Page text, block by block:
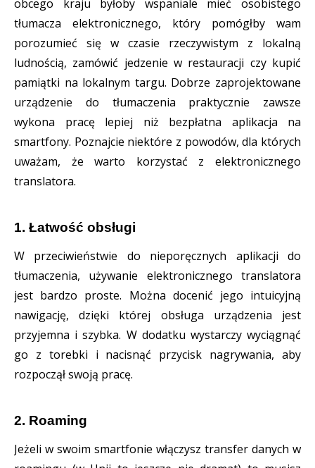
obcego kraju byłoby wspaniale mieć osobistego
tłumacza elektronicznego, który pomógłby wam
porozumieć się w czasie rzeczywistym z lokalną
ludnością, zamówić jedzenie w restauracji czy kupić
pamiątki na lokalnym targu. Dobrze zaprojektowane
urządzenie do tłumaczenia praktycznie zawsze
wykona pracę lepiej niż bezpłatna aplikacja na
smartfony. Poznajcie niektóre z powodów, dla których
uważam, że warto korzystać z elektronicznego
translatora.
1. Łatwość obsługi
W przeciwieństwie do nieporęcznych aplikacji do
tłumaczenia, używanie elektronicznego translatora
jest bardzo proste. Można docenić jego intuicyjną
nawigację, dzięki której obsługa urządzenia jest
przyjemna i szybka. W dodatku wystarczy wyciągnąć
go z torebki i nacisnąć przycisk nagrywania, aby
rozpoczął swoją pracę.
2. Roaming
Jeżeli w swoim smartfonie włączysz transfer danych w